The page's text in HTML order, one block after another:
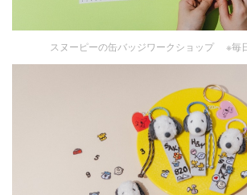
スヌーピーの缶バッジワークショップ ※毎